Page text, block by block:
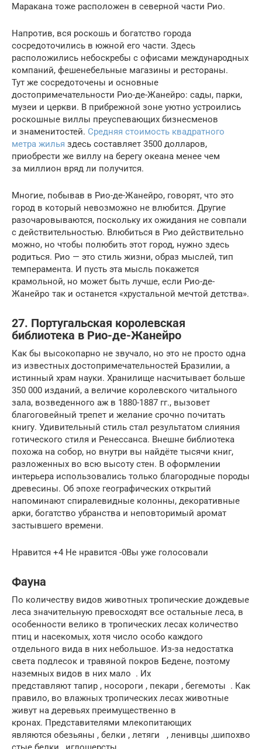
Маракана тоже расположен в северной части Рио.
Напротив, вся роскошь и богатство города
сосредоточились в южной его части. Здесь
расположились небоскребы с офисами международных
компаний, фешенебельные магазины и рестораны.
Тут же сосредоточены и основные
достопримечательности Рио-де-Жанейро: сады, парки,
музеи и церкви. В прибрежной зоне уютно устроились
роскошные виллы преуспевающих бизнесменов
и знаменитостей. Средняя стоимость квадратного
метра жилья здесь составляет 3500 долларов,
приобрести же виллу на берегу океана менее чем
за миллион вряд ли получится.
Многие, побывав в Рио-де-Жанейро, говорят, что это
город в который невозможно не влюбится. Другие
разочаровываются, поскольку их ожидания не совпали
с действительностью. Влюбиться в Рио действительно
можно, но чтобы полюбить этот город, нужно здесь
родиться. Рио — это стиль жизни, образ мыслей, тип
темперамента. И пусть эта мысль покажется
крамольной, но может быть лучше, если Рио-де-
Жанейро так и останется «хрустальной мечтой детства».
27. Португальская королевская
библиотека в Рио-де-Жанейро
Как бы высокопарно не звучало, но это не просто одна
из известных достопримечательностей Бразилии, а
истинный храм науки. Хранилище насчитывает больше
350 000 изданий, а величие королевского читального
зала, возведенного аж в 1880-1887 гг., вызовет
благоговейный трепет и желание срочно почитать
книгу. Удивительный стиль стал результатом слияния
готического стиля и Ренессанса. Внешне библиотека
похожа на собор, но внутри вы найдёте тысячи книг,
разложенных во всю высоту стен. В оформлении
интерьера использовались только благородные породы
древесины. Об эпохе географических открытий
напоминают спиралевидные колонны, декоративные
арки, богатство убранства и неповторимый аромат
застывшего времени.
Нравится +4 Не нравится -0Вы уже голосовали
Фауна
По количеству видов животных тропические дождевые
леса значительную превосходят все остальные леса, в
особенности велико в тропических лесах количество
птиц и насекомых, хотя число особо каждого
отдельного вида в них небольшое. Из-за недостатка
света подлесок и травяной покров Бедене, поэтому
наземных видов в них мало . Их
представляют тапир , носороги , пекари , бегемоты . Как
правило, во влажных тропических лесах животные
живут на деревьях преимущественно в
кронах. Представителями млекопитающих
являются обезьяны , белки , летяги , ленивцы ,шипохво